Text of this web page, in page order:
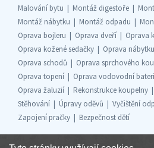
Malování bytu
Montáž digestoře
Montáž nábytku
Montáž odpadu
Oprava bojleru
Oprava dveří
Oprava
Oprava kožené sedačky
Oprava nábytku
Oprava schodů
Oprava sprchového
Oprava topení
Oprava vodovodní
Oprava žaluzií
Rekonstrukce koupelny
Stěhování
Úpravy oděvů Vyčištění
Zapojení pračky
Bezpečnost dětí